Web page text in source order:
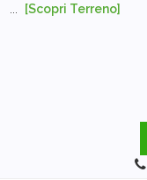
[Scopri Terreno]